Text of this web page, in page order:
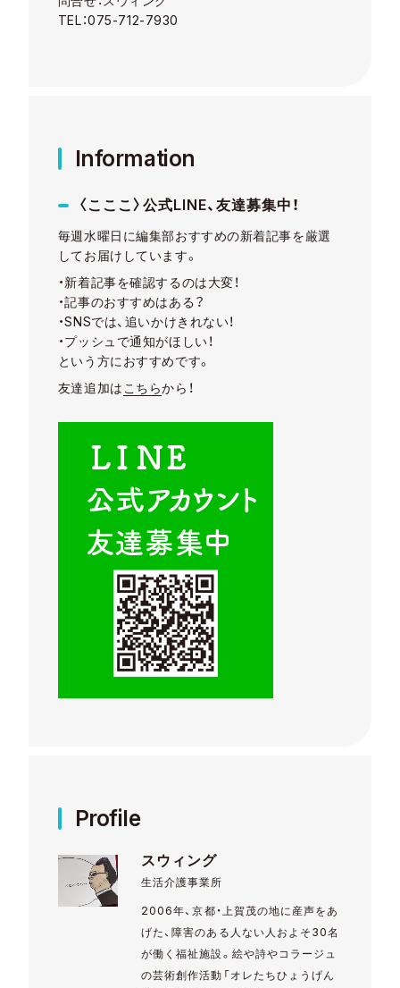
TEL：075-712-7930
Information
〈こここ〉公式LINE、友達募集中！
毎週水曜日に編集部おすすめの新着記事を厳選
してお届けしています。
・新着記事を確認するのは大変！
・記事のおすすめはある？
・SNSでは、追いかけきれない！
・プッシュで通知がほしい！
という方におすすめです。
友達追加は こちらから！
Profile
スウィング
生活介護事業所
2006年、京都・上賀茂の地に産声をあ
げた、障害のある人ない人およそ30名
が働く福祉施設。絵や詩やコラージュ
の芸術創作活動「オレたちひょうげん